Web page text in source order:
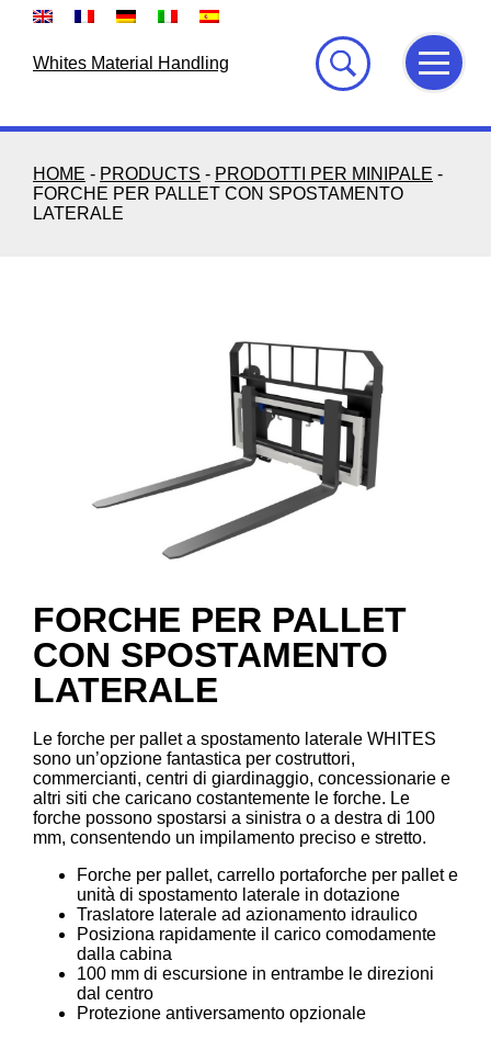
Skip
Whites Material Handling
HOME - PRODUCTS - PRODOTTI PER MINIPALE -
FORCHE PER PALLET CON SPOSTAMENTO
LATERALE
FORCHE PER PALLET
CON SPOSTAMENTO
LATERALE
Le forche per pallet a spostamento laterale WHITES
sono un’opzione fantastica per costruttori,
commercianti, centri di giardinaggio, concessionarie e
altri siti che caricano costantemente le forche. Le
forche possono spostarsi a sinistra o a destra di 100
mm, consentendo un impilamento preciso e stretto.
Forche per pallet, carrello portaforche per pallet e
unità di spostamento laterale in dotazione
Traslatore laterale ad azionamento idraulico
Posiziona rapidamente il carico comodamente
dalla cabina
100 mm di escursione in entrambe le direzioni
dal centro
Protezione antiversamento opzionale